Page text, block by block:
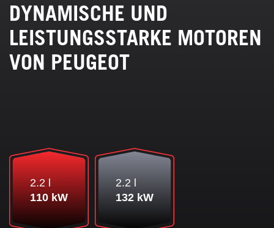
DYNAMISCHE UND
LEISTUNGSSTARKE MOTOREN
VON PEUGEOT
2.2 l
110 kW
2.2 l
132 kW